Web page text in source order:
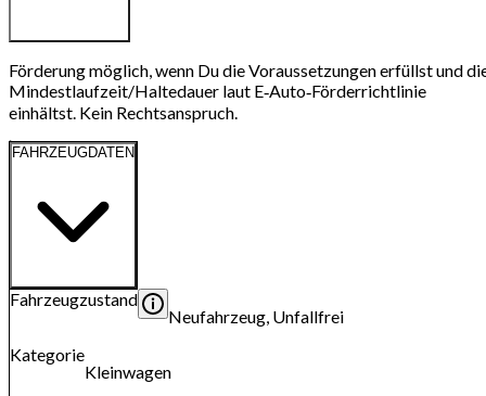
Förderung möglich, wenn Du die Voraussetzungen erfüllst und
Mindestlaufzeit/Haltedauer laut E‑Auto‑Förderrichtlinie
einhältst. Kein Rechtsanspruch.
FAHRZEUGDATEN
Fahrzeugzustand
Neufahrzeug, Unfallfrei
Kategorie
Kleinwagen